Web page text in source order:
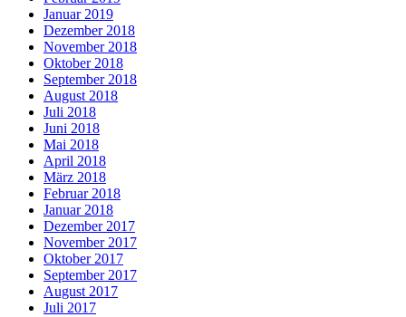
Januar 2019
Dezember 2018
November 2018
Oktober 2018
September 2018
August 2018
Juli 2018
Juni 2018
Mai 2018
April 2018
März 2018
Februar 2018
Januar 2018
Dezember 2017
November 2017
Oktober 2017
September 2017
August 2017
Juli 2017